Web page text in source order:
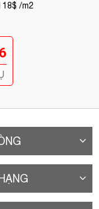
18$ /m2